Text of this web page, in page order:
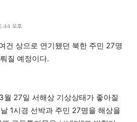
오후
건 상으로 연기됐던 북한 주민 27명
질 예정이다.
월 27일 서해상 기상상태가 좋아질
1시경 선박과 주민 27명을 해상을